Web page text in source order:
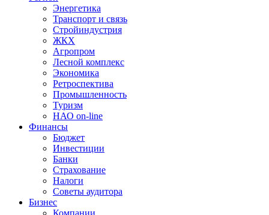
Энергетика
Транспорт и связь
Стройиндустрия
ЖКХ
Агропром
Лесной комплекс
Экономика
Ретроспектива
Промышленность
Туризм
НАО on-line
Финансы
Бюджет
Инвестиции
Банки
Страхование
Налоги
Советы аудитора
Бизнес
Компании